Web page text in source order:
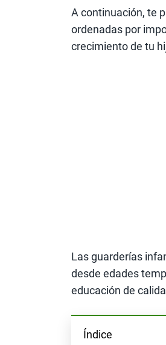
A continuación, te
ordenadas por
crecimiento de tu
Las guarderías
desde edades
educación de
Índice